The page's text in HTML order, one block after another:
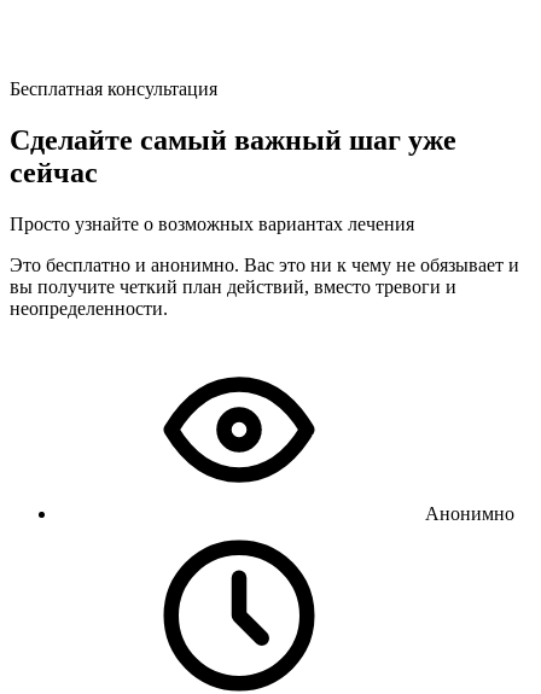
Бесплатная консультация
Сделайте самый важный шаг уже
сейчас
Просто узнайте о возможных вариантах лечения
Это бесплатно и анонимно. Вас это ни к чему не обязывает и
вы получите четкий план действий, вместо тревоги и
неопределенности.
Анонимно